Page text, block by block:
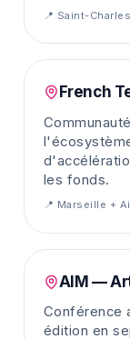
📍 Saint-
French
les fonds.
📍 Marseille +
AIM —
Conférence
édition en